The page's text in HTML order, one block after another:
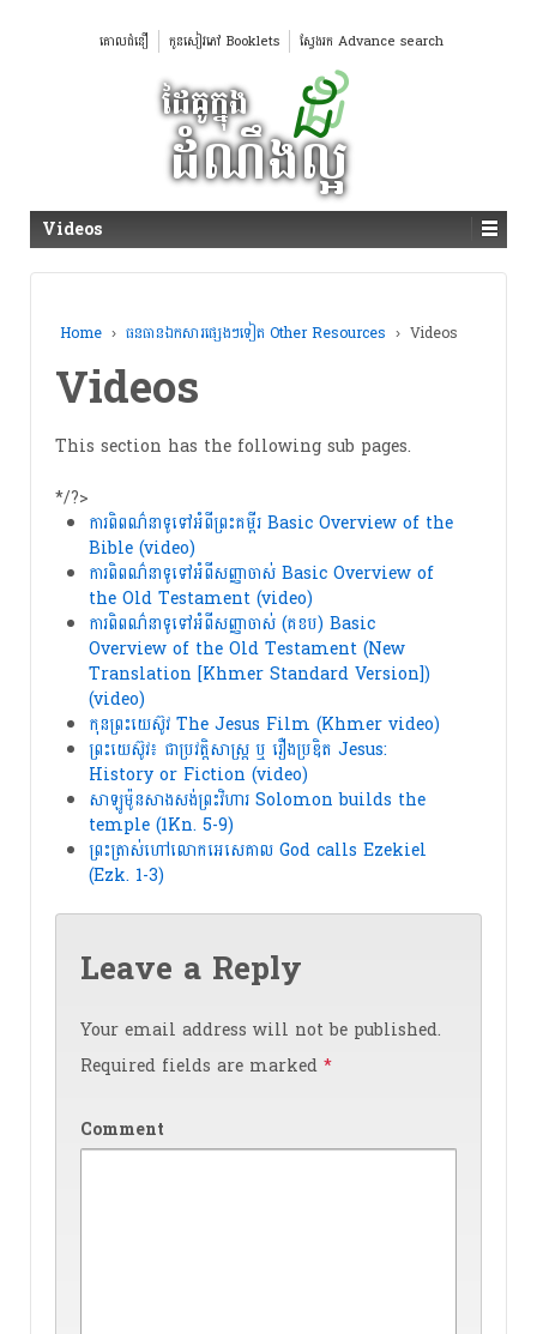
គោលជំនឿ កូនសៀវភៅ Booklets ស្វែងរក Advance search
Videos
Home › ធនធានឯកសារផ្សេងៗទៀត Other Resources › Videos
Videos
This section has the following sub pages.
*/?>
ការពិពណ៌នាទូទៅអំពីព្រះគម្ពីរ Basic Overview of the
Bible (video)
ការពិពណ៌នាទូទៅអំពីសញ្ញាចាស់ Basic Overview of
the Old Testament (video)
ការពិពណ៌នាទូទៅអំពីសញ្ញាចាស់ (គខប) Basic
Overview of the Old Testament (New
Translation [Khmer Standard Version])
(video)
កុនព្រះយេស៊ូវ The Jesus Film (Khmer video)
ព្រះយេស៊ូវ៖ ជាប្រវត្តិសាស្ត្រ ឬ រឿងប្រឌិត Jesus:
History or Fiction (video)
សាឡូម៉ូនសាងសង់ព្រះវិហារ Solomon builds the
temple (1Kn. 5-9)
ព្រះ​ត្រាស់​ហៅ​​​​​លោក​អេសេគាល God calls Ezekiel
(Ezk. 1-3)
Leave a Reply
Your email address will not be published.
Required fields are marked *
Comment